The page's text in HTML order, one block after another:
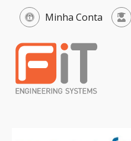
Minha Conta